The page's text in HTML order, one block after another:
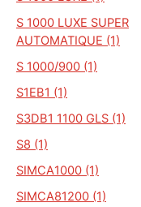
S 1000 LUXE SUPER
AUTOMATIQUE (1)
S 1000/900 (1)
S1EB1 (1)
S3DB1 1100 GLS (1)
S8 (1)
SIMCA1000 (1)
SIMCA81200 (1)